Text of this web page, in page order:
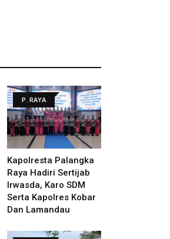
P. RAYA
Kapolresta Palangka
Raya Hadiri Sertijab
Irwasda, Karo SDM
Serta Kapolres Kobar
Dan Lamandau